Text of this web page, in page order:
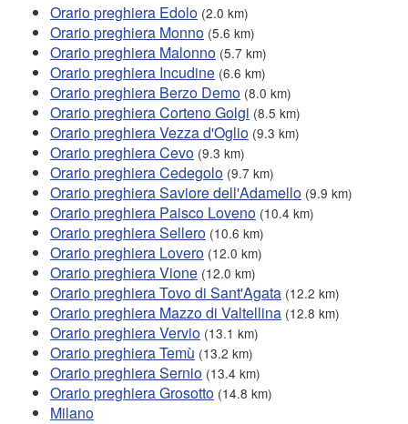
Orario preghiera Edolo (2.0 km)
Orario preghiera Monno (5.6 km)
Orario preghiera Malonno (5.7 km)
Orario preghiera Incudine (6.6 km)
Orario preghiera Berzo Demo (8.0 km)
Orario preghiera Corteno Golgi (8.5 km)
Orario preghiera Vezza d'Oglio (9.3 km)
Orario preghiera Cevo (9.3 km)
Orario preghiera Cedegolo (9.7 km)
Orario preghiera Saviore dell'Adamello (9.9 km)
Orario preghiera Paisco Loveno (10.4 km)
Orario preghiera Sellero (10.6 km)
Orario preghiera Lovero (12.0 km)
Orario preghiera Vione (12.0 km)
Orario preghiera Tovo di Sant'Agata (12.2 km)
Orario preghiera Mazzo di Valtellina (12.8 km)
Orario preghiera Vervio (13.1 km)
Orario preghiera Temù (13.2 km)
Orario preghiera Sernio (13.4 km)
Orario preghiera Grosotto (14.8 km)
Milano